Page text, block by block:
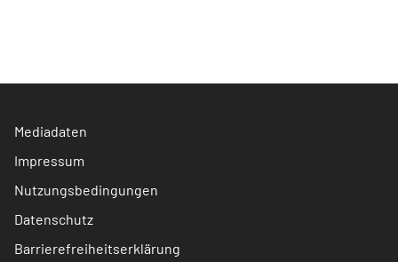
Mediadaten
Impressum
Nutzungsbedingungen
Datenschutz
Barrierefreiheitserklärung